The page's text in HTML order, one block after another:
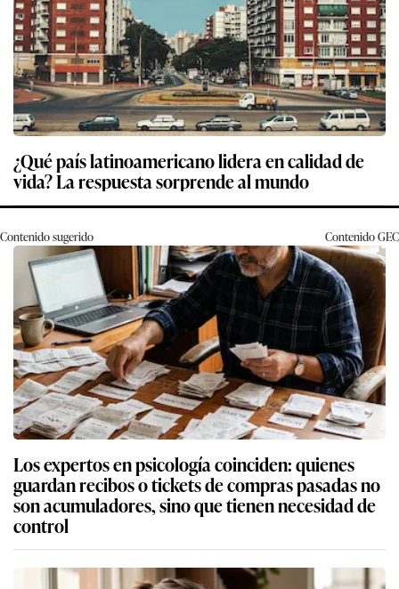
¿Qué país latinoamericano lidera en calidad de
vida? La respuesta sorprende al mundo
Contenido sugerido ContenidoGEC
Los expertos en psicología coinciden: quienes
guardan recibos o tickets de compras pasadas no
son acumuladores, sino que tienen necesidad de
control